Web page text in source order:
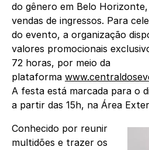
do gênero em Belo
vendas de ingressos. Para
do evento, a organização
valores promocionais
72 horas, por meio da
plataforma
A festa está marcada para o
a partir das 15h, na Área
Conhecido por reunir
multidões e trazer os